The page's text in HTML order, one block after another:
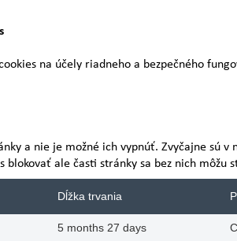
na účely riadneho a bezpečného
a nie je možné ich vypnúť. Zvyčajne sú
ale časti stránky sa bez nich môžu
Dĺžka trvania
5 months 27 days